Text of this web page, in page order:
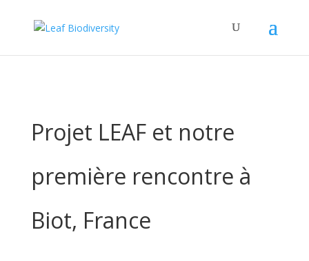
Projet LEAF et notre
première rencontre à
Biot, France